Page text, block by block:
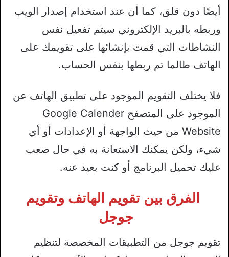
أيضًا دون قلق، كما أن عند استخدام إصدار الويب
وربطه بالبريد الإلكتروني سيتم تفعيل نفس
النشاطات التي قمت بإنشائها على تقويمك على
الهاتف طالما تم ربطها بنفس الحساب.
فلا يختلف التقويم الموجود على تطبيق الهاتف عن
الموجود على المتصفح Google Calender
Website من حيث الواجهة أو الإعدادات أو أي
شيء، ولكن يمكنك الاستعانة به في حال صعب
عليك تحميل البرنامج أو كنت بعيد عنه.
الفرق بينتقويم الهاتف وتقويم
جوجل
تقويم جوجل من التطبيقات المخصصة لتنظيم